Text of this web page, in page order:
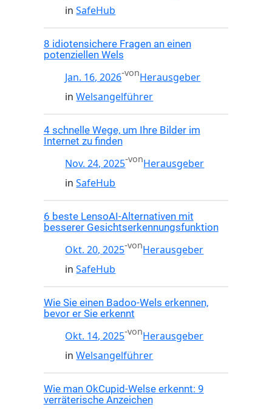
inSafeHub
8 idiotensichere Fragen an einen
potenziellen Wels
Jan. 16, 2026-vonHerausgeber
inWelsangelführer
4 schnelle Wege, um Ihre Bilder im
Internet zu finden
Nov. 24, 2025-vonHerausgeber
inSafeHub
6 beste LensoAI-Alternativen mit
besserer Gesichtserkennungsfunktion
Okt. 20, 2025-vonHerausgeber
inSafeHub
Wie Sie einen Badoo-Wels erkennen,
bevor er Sie erkennt
Okt. 14, 2025-vonHerausgeber
inWelsangelführer
Wie man OkCupid-Welse erkennt: 9
verräterische Anzeichen